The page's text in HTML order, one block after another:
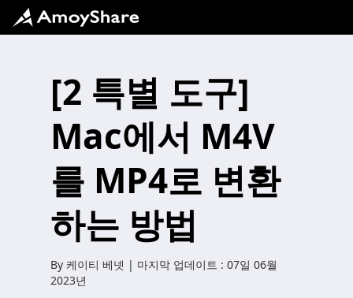
[2 특별 도구]
Mac에서 M4V
를 MP4로 변환
하는 방법
By 케이티 베넷 | 마지막 업데이트 : 07일 06월
2023년